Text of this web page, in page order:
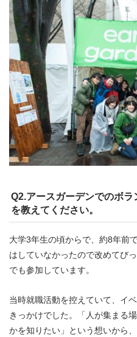
Q2.アースガーデンでのボ
を教えてください。
大学3年生の頃からで、約8年前
はしていなかったので改めてび
でも参加しています。
当時就職活動を控えていて、イ
きっかけでした。「人が集まる
かを知りたい」という想いから